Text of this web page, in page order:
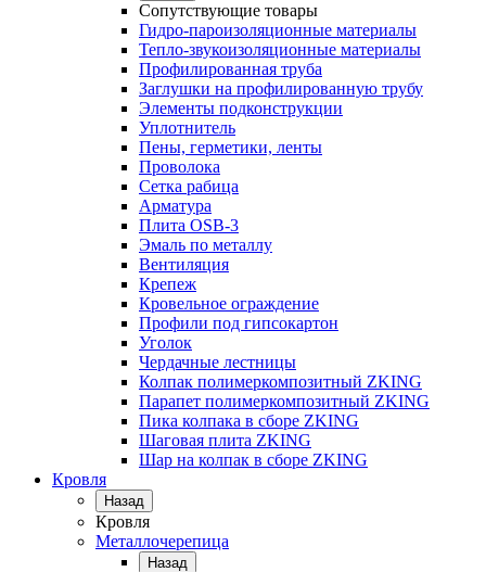
Сопутствующие товары
Гидро-пароизоляционные материалы
Тепло-звукоизоляционные материалы
Профилированная труба
Заглушки на профилированную трубу
Элементы подконструкции
Уплотнитель
Пены, герметики, ленты
Проволока
Сетка рабица
Арматура
Плита OSB-3
Эмаль по металлу
Вентиляция
Крепеж
Кровельное ограждение
Профили под гипсокартон
Уголок
Чердачные лестницы
Колпак полимеркомпозитный ZKING
Парапет полимеркомпозитный ZKING
Пика колпака в сборе ZKING
Шаговая плита ZKING
Шар на колпак в сборе ZKING
Кровля
Назад
Кровля
Металлочерепица
Назад